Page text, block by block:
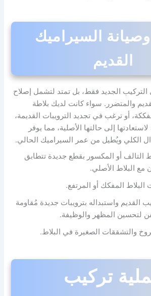
وصيانة السيراميك
القديم
التركيب الجديد فقط، بل تمتد لتشمل إصلاح
والمتضرر. سواء كانت لديك بلاطة
أو ترغب في تجديد الترويبات القديمة،
لاستعادتها إلى حالتها الأصلية، مما يوفر
الكلي ويُطيل من عمر السيراميك الحالي.
التالف أو المكسور بقطع جديدة تتطابق
مع البلاط الأصلي.
البلاط المفكك أو المرتفع.
القديم واستبداله بترويبات جديدة مُقاومة
لتحسين المظهر والوظيفة.
والتشققات الصغيرة في البلاط.
تركيب